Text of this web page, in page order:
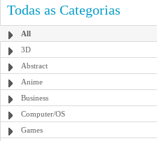
Todas as Categorias
All
3D
Abstract
Anime
Business
Computer/OS
Games